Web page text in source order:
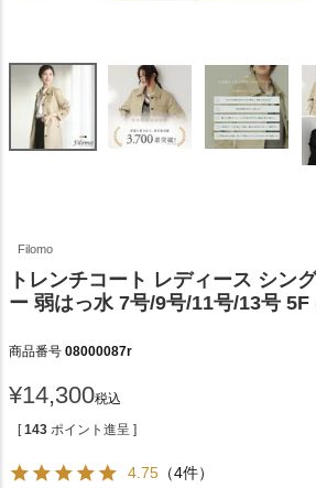
Filomo
トレンチコート レディース シン
ー 弱はっ水 7号/9号/11号/13号 5F
商品番号 08000087r
¥14,300税込
[ 143 ポイント進呈 ]
4.75 （4件）